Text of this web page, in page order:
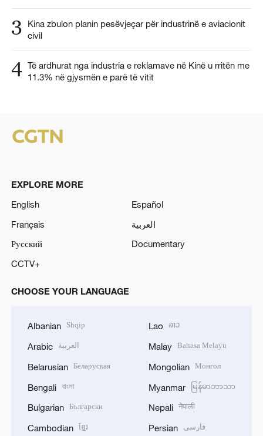
3
Kina zbulon planin pesëvjeçar për industrinë e aviacionit
civil
4 Të ardhurat nga industria e reklamave në Kinë u rritën me
11.3% në gjysmën e parë të vitit
EXPLORE MORE
English
Español
Français
العربية
Русский
Documentary
CCTV+
CHOOSE YOUR LANGUAGE
Albanian Shqip
Arabic العربية
Belarusian Беларуская
Bengali বাংলা
Bulgarian Български
Cambodian ខ្មែរ
Lao ລາວ
Malay Bahasa Melayu
Mongolian Монгол
Myanmar မြန်မာဘာသာ
Nepali नेपाली
Persian فارسی